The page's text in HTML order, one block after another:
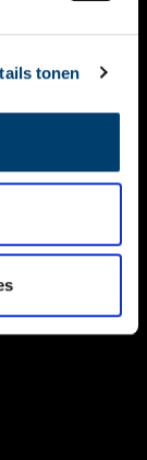
tonen